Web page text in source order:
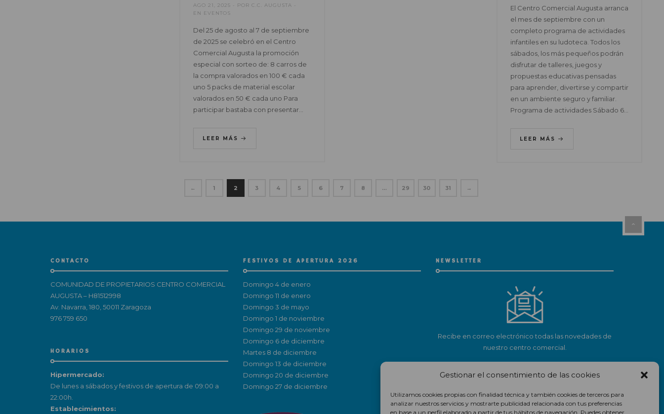
Gestionar el consentimiento de las cookies
Utilizamos cookies propias con finalidad técnica y también cookies de terceros para
analizar nuestros servicios y mostrarte publicidad relacionada con tus preferencias
en base a un perfil elaborado a partir de tus hábitos de navegación. Puedes obtener
El Centro Comercial Augusta arranca
el mes de septiembre con un
completo programa de actividades
infantiles en su ludoteca. Todos los
sábados, los más pequeños podrán
disfrutar de talleres, juegos y
propuestas educativas pensadas
para aprender, divertirse y compartir
en un ambiente seguro y familiar.
Programa de actividades Sábado 6…
LEER MÁS
AGO 21, 2025 POR C.C. AUGUSTA
EN EVENTOS
Del 25 de agosto al 7 de septiembre
de 2025 se celebró en el Centro
Comercial Augusta la promoción
especial con sorteo de: 8 carros de
la compra valorados en 100 € cada
uno 5 packs de material escolar
valorados en 50 € cada uno Para
participar bastaba con presentar…
LEER MÁS
← 1 2 3 4 5 6 7 8 … 29 30 31 →
CONTACTO
COMUNIDAD DE PROPIETARIOS CENTRO COMERCIAL
AUGUSTA – H81512998
Av. Navarra, 180, 50011 Zaragoza
976 759 650
HORARIOS
Hipermercado:
De lunes a sábados y festivos de apertura de 09:00 a
22:00h.
Establecimientos:
FESTIVOS DE APERTURA 2026
Domingo 4 de enero
Domingo 11 de enero
Domingo 3 de mayo
Domingo 1 de noviembre
Domingo 29 de noviembre
Domingo 6 de diciembre
Martes 8 de diciembre
Domingo 13 de diciembre
Domingo 20 de diciembre
Domingo 27 de diciembre
NEWSLETTER
Recibe en correo electrónico todas las novedades de
nuestro centro comercial.